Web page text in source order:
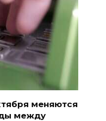
меняются
между